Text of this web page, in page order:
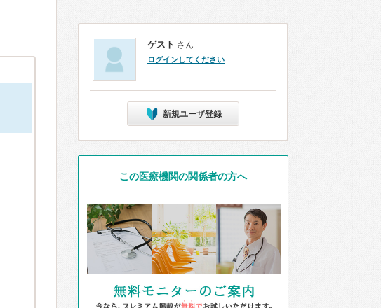
ゲスト さん
ログインしてください
新規ユーザ登録
この医療機関の関係者の方へ